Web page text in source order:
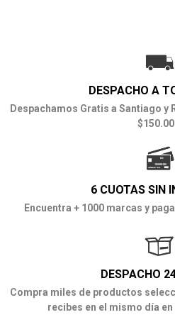
DESPACHO A
Despachamos Gratis a Santiago
6 CUOTAS SIN
Encuentra + 1000 marcas y
DESPACHO
Compra miles de productos
recibes en el mismo día